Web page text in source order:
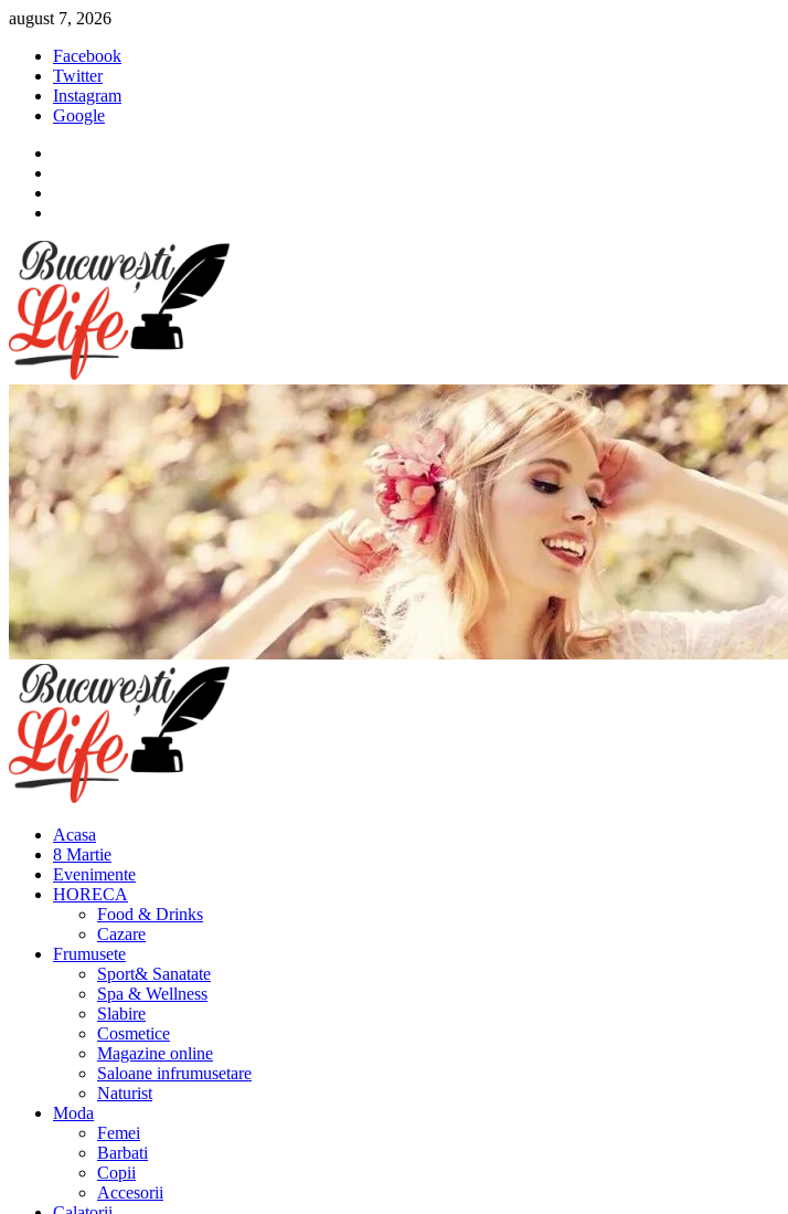
Sari
conținut
august 7, 2026
Facebook
Twitter
Instagram
Google
Meniu
principal
Acasa
8 Martie
Evenimente
HORECA
Food & Drinks
Cazare
Frumusete
Sport& Sanatate
Spa & Wellness
Slabire
Cosmetice
Magazine online
Saloane infrumusetare
Naturist
Moda
Femei
Barbati
Copii
Accesorii